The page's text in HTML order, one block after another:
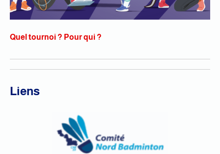
Quel tournoi ? Pour qui ?
Liens